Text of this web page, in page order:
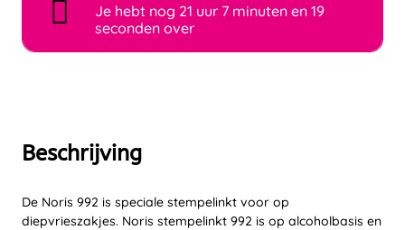
Beschrijving
De Noris 992 is speciale stempelinkt voor op
diepvrieszakjes. Noris stempelinkt 992 is op alcoholbasis en
Je hebt nog 21 uur 7 minuten en 17
seconden over